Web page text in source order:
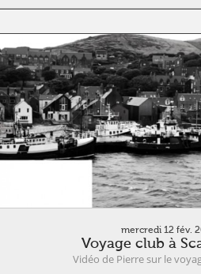
mercredi 12 fév.
Voyage club à
Vidéo de Pierre sur le